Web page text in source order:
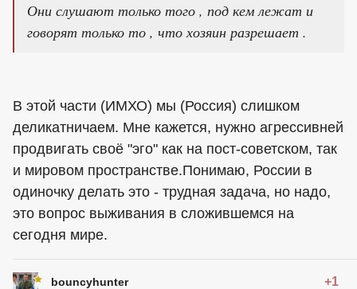
Они слушают только того , под кем лежат и
говорят только то , что хозяин разрешает .
В этой части (ИМХО) мы (Россия) слишком
деликатничаем. Мне кажется, нужно агрессивней
продвигать своё "эго" как на пост-советском, так
и мировом пространстве.Понимаю, России в
одиночку делать это - трудная задача, но надо,
это вопрос выживания в сложившемся на
сегодня мире.
bouncyhunter +1